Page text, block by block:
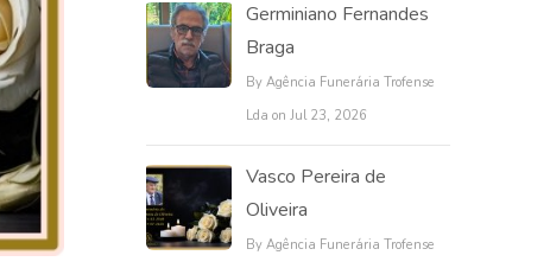
Germiniano Fernandes
Braga
By Agência Funerária Trofense
Lda on Jul 23, 2026
Vasco Pereira de
Oliveira
By Agência Funerária Trofense